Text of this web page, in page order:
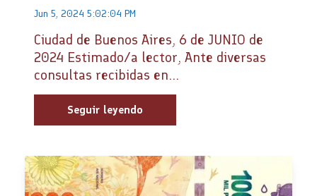
Jun 5, 2024 5:02:04 PM
Ciudad de Buenos Aires, 6 de JUNIO de
2024 Estimado/a lector, Ante diversas
consultas recibidas en...
Seguir leyendo